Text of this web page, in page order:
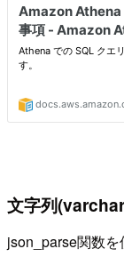
文字列
json_parse関数